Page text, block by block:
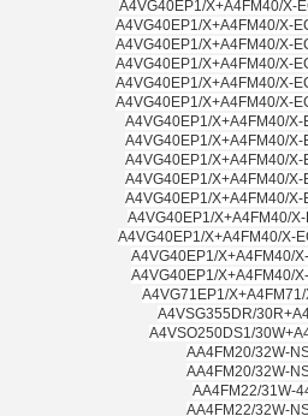
A4VG40EP1/X+A4FM40/X-
A4VG40EP1/X+A4FM40/X-
A4VG40EP1/X+A4FM40/X-
A4VG40EP1/X+A4FM40/X-
A4VG40EP1/X+A4FM40/X-
A4VG40EP1/X+A4FM40/X-
A4VG40EP1/X+A4FM40/X-
A4VG40EP1/X+A4FM40/X-
A4VG40EP1/X+A4FM40/X-
A4VG40EP1/X+A4FM40/X-
A4VG40EP1/X+A4FM40/X-
A4VG40EP1/X+A4FM40/
A4VG40EP1/X+A4FM40/X-
A4VG40EP1/X+A4FM40/
A4VG40EP1/X+A4FM40/
A4VG71EP1/
A4VSG355DR/
A4VSO250DS1/
AA4FM20/32W-
AA4FM20/32W-
AA4FM22/31W-
AA4FM22/32W-